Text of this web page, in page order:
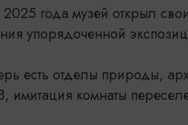
года музей открыл
упорядоченной
есть отделы природы,
имитация комнаты